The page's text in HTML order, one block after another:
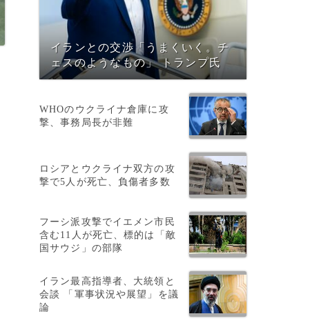
イランとの交渉「うまくいく。チ
ェスのようなもの」 トランプ氏
WHOのウクライナ倉庫に攻
撃、事務局長が非難
ロシアとウクライナ双方の攻
撃で5人が死亡、負傷者多数
フーシ派攻撃でイエメン市民
含む11人が死亡、標的は「敵
国サウジ」の部隊
イラン最高指導者、大統領と
会談 「軍事状況や展望」を議
論